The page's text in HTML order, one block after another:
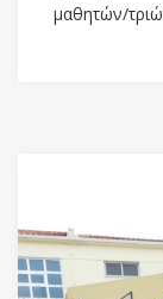
μαθητών/